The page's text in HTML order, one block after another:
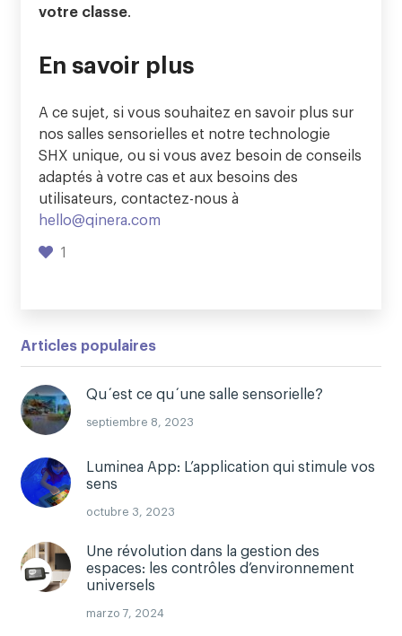
votre classe.
En savoir plus
A ce sujet, si vous souhaitez en savoir plus sur
nos salles sensorielles et notre technologie
SHX unique, ou si vous avez besoin de conseils
adaptés à votre cas et aux besoins des
utilisateurs, contactez-nous à
hello@qinera.com
1
Articles populaires
Qu´est ce qu´une salle sensorielle?
septiembre 8, 2023
Luminea App: L’application qui stimule vos
sens
octubre 3, 2023
Une révolution dans la gestion des
espaces: les contrôles d’environnement
universels
marzo 7, 2024